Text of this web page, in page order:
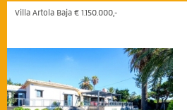
Villa Artola Baja € 1.150.000,-